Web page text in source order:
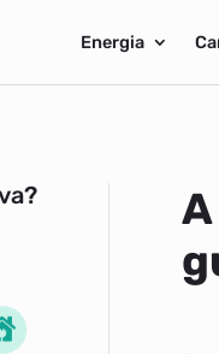
Energia